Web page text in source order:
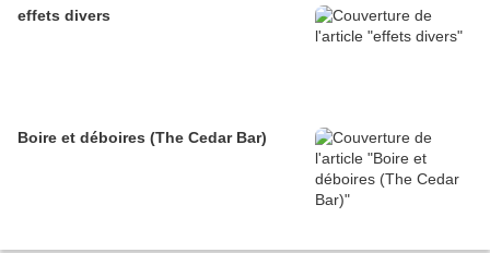
effets divers
Boire et déboires (The Cedar Bar)